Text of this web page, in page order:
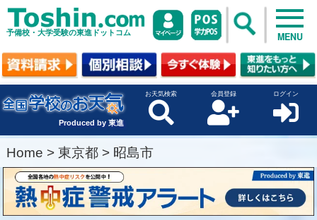
予備校・大学受験の東進ドットコム MENU
Produced by 東進
お天気検索 会員登録 ログイン
Home > 東京都 > 昭島市